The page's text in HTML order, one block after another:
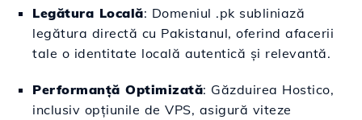
Legătura Locală: Domeniul .pk subliniază
legătura directă cu Pakistanul, oferind afacerii
tale o identitate locală autentică și relevantă.
Performanță Optimizată: Găzduirea Hostico,
inclusiv opțiunile de VPS, asigură viteze